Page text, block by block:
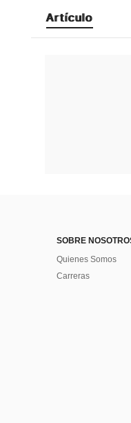
Artículo
SOBRE
Quienes Somos
Carreras